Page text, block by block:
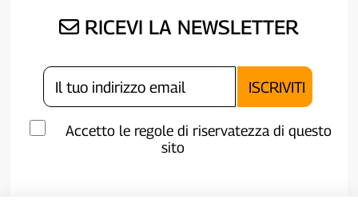
RICEVI LA NEWSLETTER
Accetto le regole di riservatezza di questo
sito